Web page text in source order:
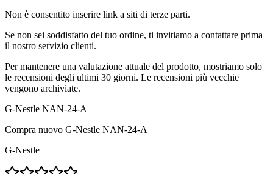
Non è consentito inserire link a siti di terze parti.
Se non sei soddisfatto del tuo ordine, ti invitiamo a contattare prima
il nostro servizio clienti.
Per mantenere una valutazione attuale del prodotto, mostriamo solo
le recensioni degli ultimi 30 giorni. Le recensioni più vecchie
vengono archiviate.
G-Nestle NAN-24-A
Compra nuovo G-Nestle NAN-24-A
G-Nestle